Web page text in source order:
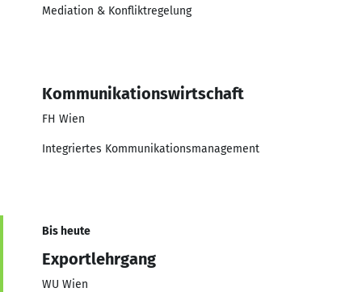
Mediation & Konfliktregelung
Kommunikationswirtschaft
FH Wien
Integriertes Kommunikationsmanagement
Bis heute
Exportlehrgang
WU Wien